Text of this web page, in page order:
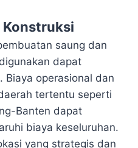
Konstruksi
saung dan
dapat
Biaya operasional dan
tertentu seperti
Banten dapat
biaya keseluruhan.
yang strategis dan